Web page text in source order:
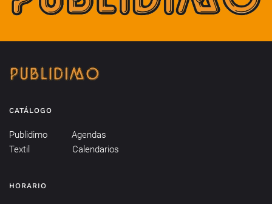
CATÁLOGO
Publidimo
Agendas
Textil
Calendarios
HORARIO